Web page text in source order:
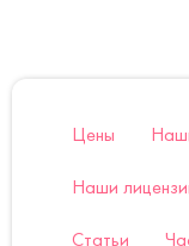
Цены
Наши
Статьи